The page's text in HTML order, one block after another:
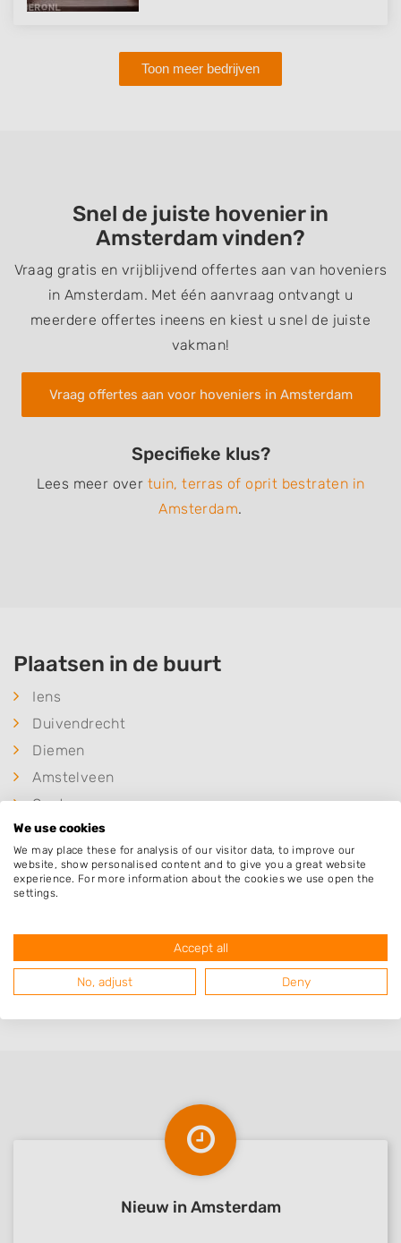
Toon meer bedrijven
Snel de juiste hovenier in
Amsterdam vinden?
Vraag gratis en vrijblijvend offertes aan van hoveniers
in Amsterdam. Met één aanvraag ontvangt u
meerdere offertes ineens en kiest u snel de juiste
vakman!
Vraag offertes aan voor hoveniers in Amsterdam
Specifieke klus?
Lees meer over tuin, terras of oprit bestraten in
Amsterdam.
Plaatsen in de buurt
Iens
Duivendrecht
Diemen
Amstelveen
Oostzaan
Landsmeer
Ouderkerk aan de Amstel
Watergang
Zaandam
Den Ilp
Halfweg
Nieuw in Amsterdam
We use cookies
We may place these for analysis of our visitor data, to improve our
website, show personalised content and to give you a great website
experience. For more information about the cookies we use open the
settings.
Accept all
No, adjust Deny